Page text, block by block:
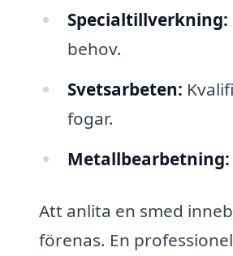
Specialtillverkning:
behov.
Svetsarbeten:
fogar.
Metallbearbetning:
Att anlita en smed
förenas. En